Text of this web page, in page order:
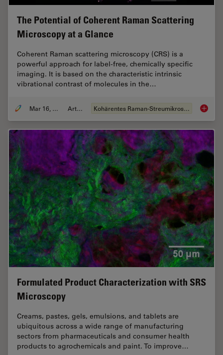
The Potential of Coherent Raman Scattering
Microscopy at a Glance
Coherent Raman scattering microscopy (CRS) is a
powerful approach for label-free, chemically specific
imaging. It is based on the characteristic intrinsic
vibrational contrast of molecules in the…
Mar 16, 2022 Artikel Kohärentes Raman-Streumikroskop (CRS) The
Formulated Product Characterization with SRS
Microscopy
Creams, pastes, gels, emulsions, and tablets are
ubiquitous across a wide range of manufacturing
sectors from pharmaceuticals and consumer health
products to agrochemicals and paint. To improve…